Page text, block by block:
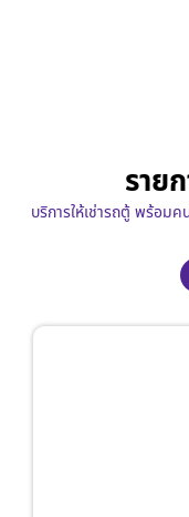
ราย
บริการให้เช่ารถตู้ พร้อม